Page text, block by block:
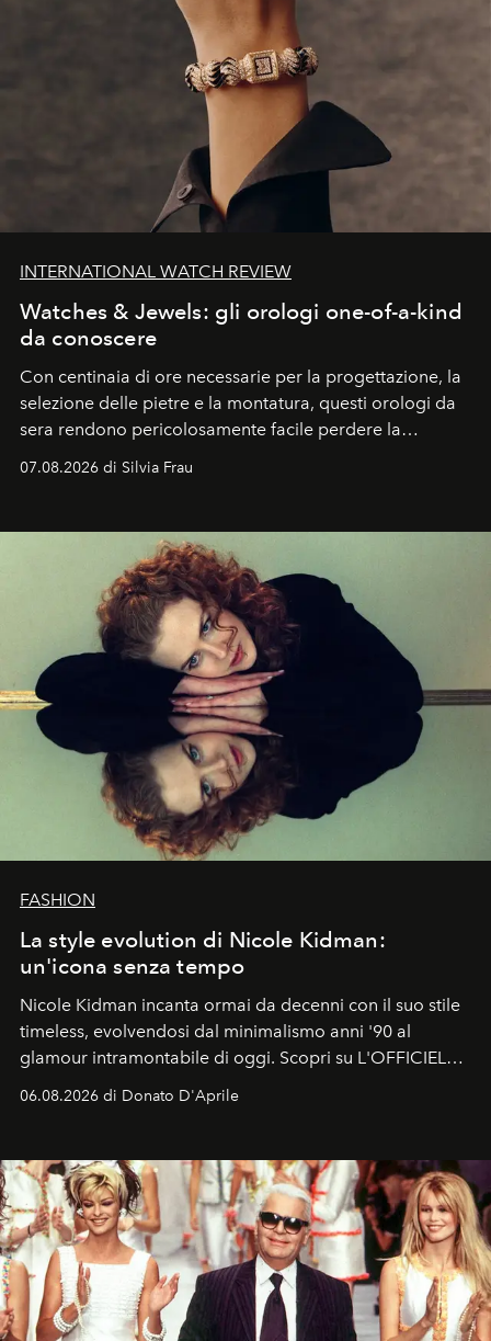
INTERNATIONAL WATCH REVIEW
Watches & Jewels: gli orologi one-of-a-kind
da conoscere
Con centinaia di ore necessarie per la progettazione, la
selezione delle pietre e la montatura, questi orologi da
sera rendono pericolosamente facile perdere la
cognizione del tempo. Ma con quadranti così
07.08.2026 di Silvia Frau
FASHION
La style evolution di Nicole Kidman:
un'icona senza tempo
Nicole Kidman incanta ormai da decenni con il suo stile
timeless, evolvendosi dal minimalismo anni '90 al
glamour intramontabile di oggi. Scopri su L'OFFICIEL
Italia la sua style evolution.
06.08.2026 di Donato D'Aprile